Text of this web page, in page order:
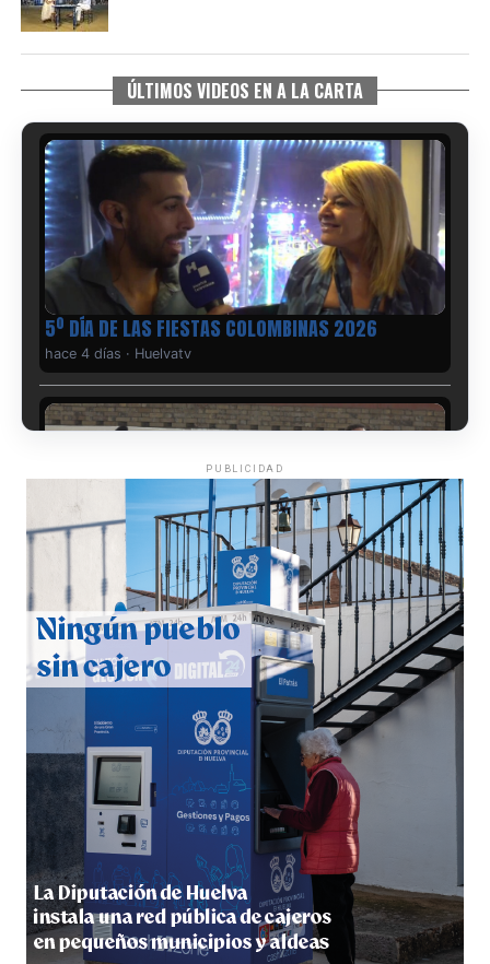
ÚLTIMOS VIDEOS EN A LA CARTA
5º DÍA DE LAS FIESTAS COLOMBINAS 2026
hace 4 días · Huelvatv
CUARTA CORRIDA DE LAS FIESTAS COLOMBINAS
2026
hace 4 días·Huelvatv
4º DÍA DE LAS FIESTAS COLOMBINAS 2026
hace 5 días·Huelvatv
PUBLICIDAD